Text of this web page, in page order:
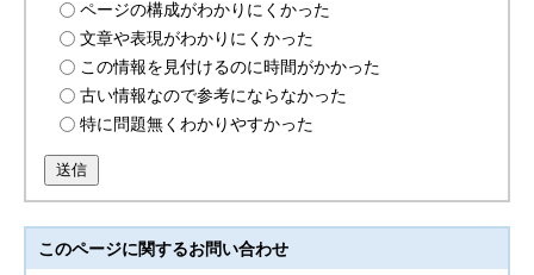
ページの構成がわかりにくかった
文章や表現がわかりにくかった
この情報を見付けるのに時間がかかった
古い情報なので参考にならなかった
特に問題無くわかりやすかった
送信
このページに関するお問い合わせ